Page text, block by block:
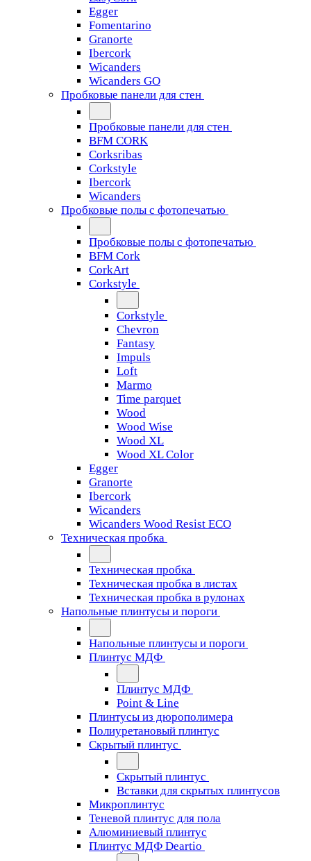
Egger
Fomentarino
Granorte
Ibercork
Wicanders
Wicanders GO
Пробковые панели для стен
Пробковые панели для стен
BFM CORK
Corksribas
Corkstyle
Ibercork
Wicanders
Пробковые полы с фотопечатью
Пробковые полы с фотопечатью
BFM Cork
CorkArt
Corkstyle
Corkstyle
Chevron
Fantasy
Impuls
Loft
Marmo
Time parquet
Wood
Wood Wise
Wood XL
Wood XL Color
Egger
Granorte
Ibercork
Wicanders
Wicanders Wood Resist ECO
Техническая пробка
Техническая пробка
Техническая пробка в листах
Техническая пробка в рулонах
Напольные плинтусы и пороги
Напольные плинтусы и пороги
Плинтус МДФ
Плинтус МДФ
Point & Line
Плинтусы из дюрополимера
Полиуретановый плинтус
Скрытый плинтус
Скрытый плинтус
Вставки для скрытых плинтусов
Микроплинтус
Теневой плинтус для пола
Алюминиевый плинтус
Плинтус МДФ Deartio